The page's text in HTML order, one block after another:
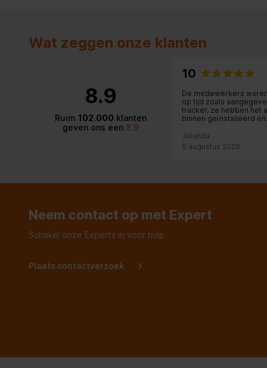
Resolutie 96 x 64
Inhoud van de verpakking
Aantal handsets inclusief
Inclusief basisstation
Wat zeggen onze klanten
8.9
Ruim 102.000 klanten
geven ons een8.9
10
De medewerkers
op tijd zoals
tracker, ze hebben het
binnen geïnstalleerd en
met overladen en de
apparaten meegenomen
Jolanda
6 augustus 2026
Neem contact op met Expert
Schakel onze Experts in voor hulp
Plaats contactverzoek